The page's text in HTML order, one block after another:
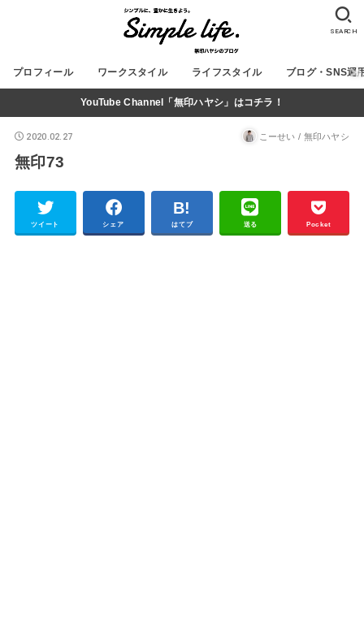
プロフィール ワークスタイル ライフスタイル ブログ・SNS運
SEARCH
YouTube Channel「無印ハヤシ」はコチラ！
2020.02.27 こーせい / 無印ハヤシ
無印73
ツイート シェア はてブ 送る Pocket